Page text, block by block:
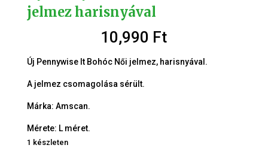
jelmez harisnyával
10,990 Ft
Új Pennywise It Bohóc Női jelmez, harisnyával.
A jelmez csomagolása sérült.
Márka: Amscan.
Mérete: L méret.
1 készleten